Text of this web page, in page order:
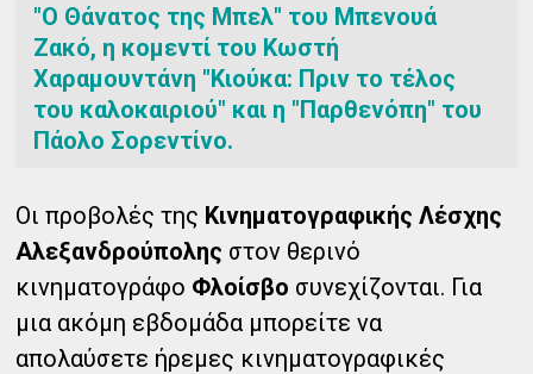
"O Θάνατος της Μπελ" του Μπενουά
Ζακό, η κομεντί του Κωστή
Χαραμουντάνη "Κιούκα: Πριν το τέλος
του καλοκαιριού" και η "Παρθενόπη" του
Πάολο Σορεντίνο.
Οι προβολές της Κινηματογραφικής Λέσχης
Αλεξανδρούπολης στον θερινό
κινηματογράφο Φλοίσβο συνεχίζονται. Για
μια ακόμη εβδομάδα μπορείτε να
απολαύσετε ήρεμες κινηματογραφικές